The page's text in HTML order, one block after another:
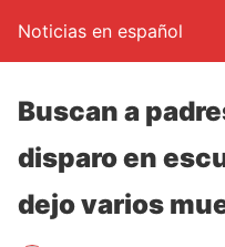
Noticias en español
Buscan a
disparo en
dejo varios